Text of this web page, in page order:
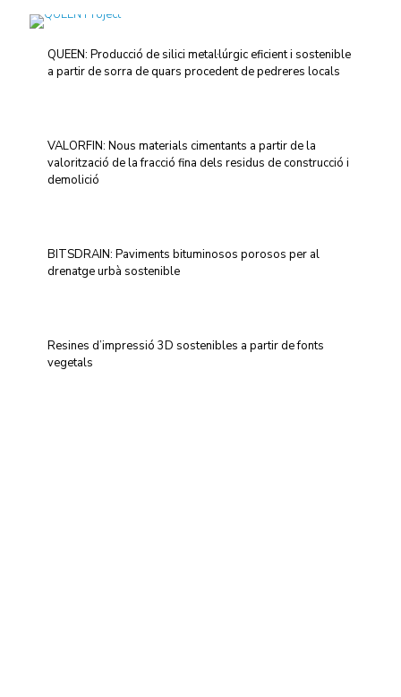
QUEEN: Producció de silici metal·lúrgic eficient i sostenible
a partir de sorra de quars procedent de pedreres locals
VALORFIN: Nous materials cimentants a partir de la
valorització de la fracció fina dels residus de construcció i
demolició
BITSDRAIN: Paviments bituminosos porosos per al
drenatge urbà sostenible
Resines d’impressió 3D sostenibles a partir de fonts
vegetals